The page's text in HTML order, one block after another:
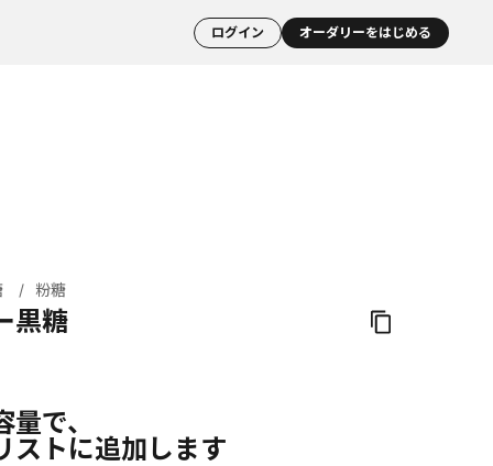
ログイン オーダリーをはじめる
粉糖
黒糖
で、
ストに追加します